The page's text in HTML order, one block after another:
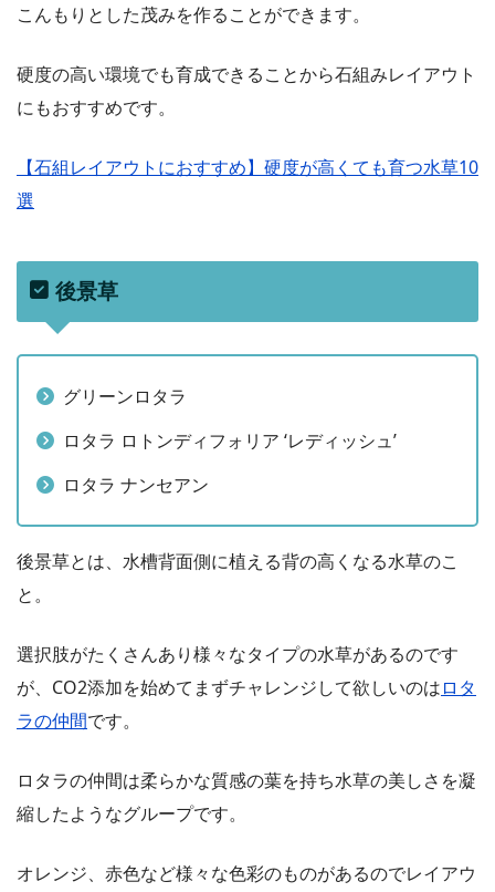
こんもりとした茂みを作ることができます。
硬度の高い環境でも育成できることから石組みレイアウト
にもおすすめです。
【石組レイアウトにおすすめ】硬度が高くても育つ水草10
選
後景草
グリーンロタラ
ロタラ ロトンディフォリア ‘レディッシュ’
ロタラ ナンセアン
後景草とは、水槽背面側に植える背の高くなる水草のこ
と。
選択肢がたくさんあり様々なタイプの水草があるのです
が、CO2添加を始めてまずチャレンジして欲しいのはロタ
ラの仲間です。
ロタラの仲間は柔らかな質感の葉を持ち水草の美しさを凝
縮したようなグループです。
オレンジ、赤色など様々な色彩のものがあるのでレイアウ